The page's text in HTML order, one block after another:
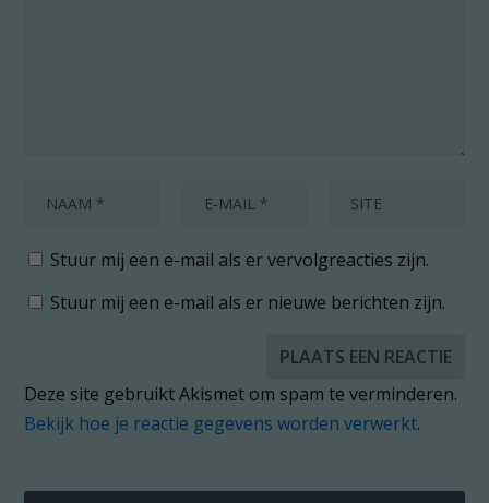
Stuur mij een e-mail als er vervolgreacties zijn.
Stuur mij een e-mail als er nieuwe berichten zijn.
Deze site gebruikt Akismet om spam te verminderen.
Bekijk hoe je reactie gegevens worden verwerkt.